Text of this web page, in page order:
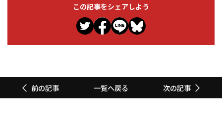
この記事をシェアしよう
前の記事 一覧へ戻る 次の記事